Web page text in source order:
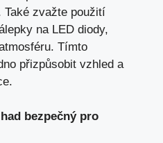
Také zvažte použití
na LED diody,
Tímto
přizpůsobit vzhled a
bezpečný pro